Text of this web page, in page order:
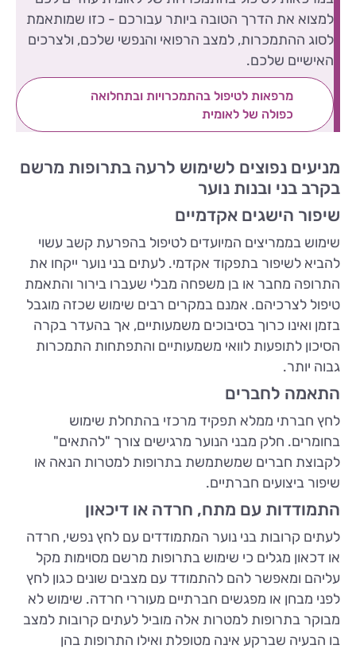
למצוא את הדרך הטובה ביותר עבורכם - כזו שמותאמת
לסוג ההתמכרות, למצב הרפואי והנפשי שלכם, ולצרכים
האישיים שלכם.
מרפאות לטיפול בהתמכרויות ובתחלואה
כפולה של לאומית
מניעים נפוצים לשימוש לרעה בתרופות מרשם
בקרב בני ובנות נוער
שיפור הישגים אקדמיים
שימוש בממריצים המיועדים לטיפול בהפרעת קשב עשוי
להביא לשיפור בתפקוד אקדמי. לעתים בני נוער ייקחו את
התרופה מחבר או בן משפחה מבלי שעברו בירור והתאמת
טיפול לצרכיהם. אמנם במקרים רבים שימוש שכזה מוגבל
בזמן ואינו כרוך בסיבוכים משמעותיים, אך בהעדר בקרה
הסיכון לתופעות לוואי משמעותיים והתפתחות התמכרות
גבוה יותר.
התאמה לחברים
לחץ חברתי ממלא תפקיד מרכזי בהתחלת שימוש
בחומרים. חלק מבני הנוער מרגישים צורך "להתאים"
לקבוצת חברים שמשתמשת בתרופות למטרות הנאה או
שיפור ביצועים חברתיים.
התמודדות עם מתח, חרדה או דיכאון
לעתים קרובות בני נוער המתמודדים עם לחץ נפשי, חרדה
או דכאון מגלים כי שימוש בתרופות מרשם מסוימות מקל
עליהם ומאפשר להם להתמודד עם מצבים שונים כגון לחץ
לפני מבחן או מפגשים חברתיים מעוררי חרדה. שימוש לא
מבוקר בתרופות למטרות אלה מוביל לעתים קרובות למצב
בו הבעיה שברקע אינה מטופלת ואילו התרופות בהן